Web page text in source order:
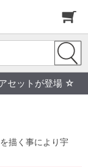
セットが登場 ☆
描く事により宇